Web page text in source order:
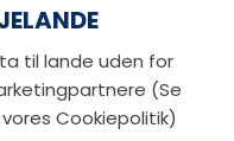
til lande uden for
(Se
Cookiepolitik)